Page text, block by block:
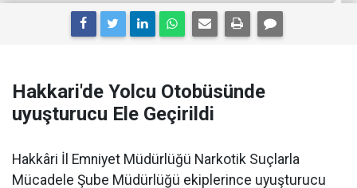
Hakkari'de Yolcu Otobüsünde
uyuşturucu Ele Geçirildi
Hakkâri İl Emniyet Müdürlüğü Narkotik Suçlarla
Mücadele Şube Müdürlüğü ekiplerince uyuşturucu